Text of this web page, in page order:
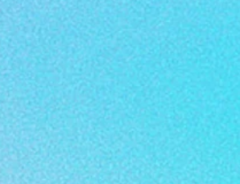
danse
sur-Saône